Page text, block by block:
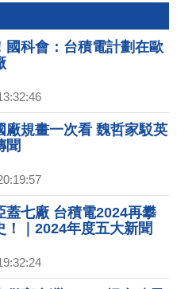
國科會：台積電計劃在歐
廠規畫一次看 魏哲家駁英
聞
蓋七廠 台積電2024再攀
！｜2024年度五大新聞